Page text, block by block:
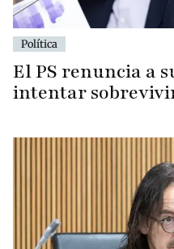
Política
El PS renuncia a
intentar